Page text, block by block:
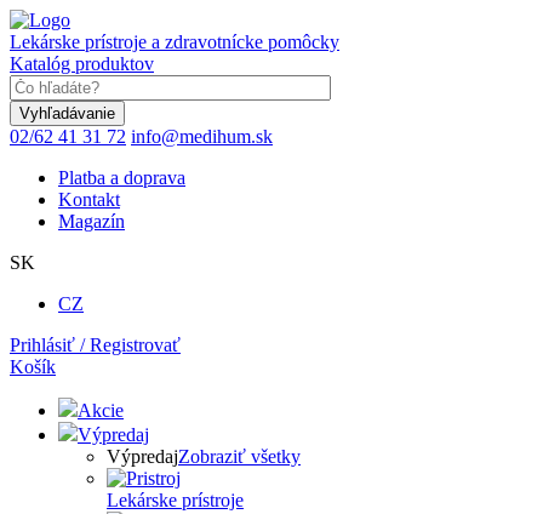
Skočiť
na
hlavný
obsah
Lekárske prístroje a zdravotnícke pomôcky
Katalóg produktov
02/62 41 31 72 info@medihum.sk
Platba a doprava
Kontakt
Magazín
SK
CZ
Prihlásiť / Registrovať
Košík
Akcie
Výpredaj
VýpredajZobraziť všetky
Lekárske prístroje